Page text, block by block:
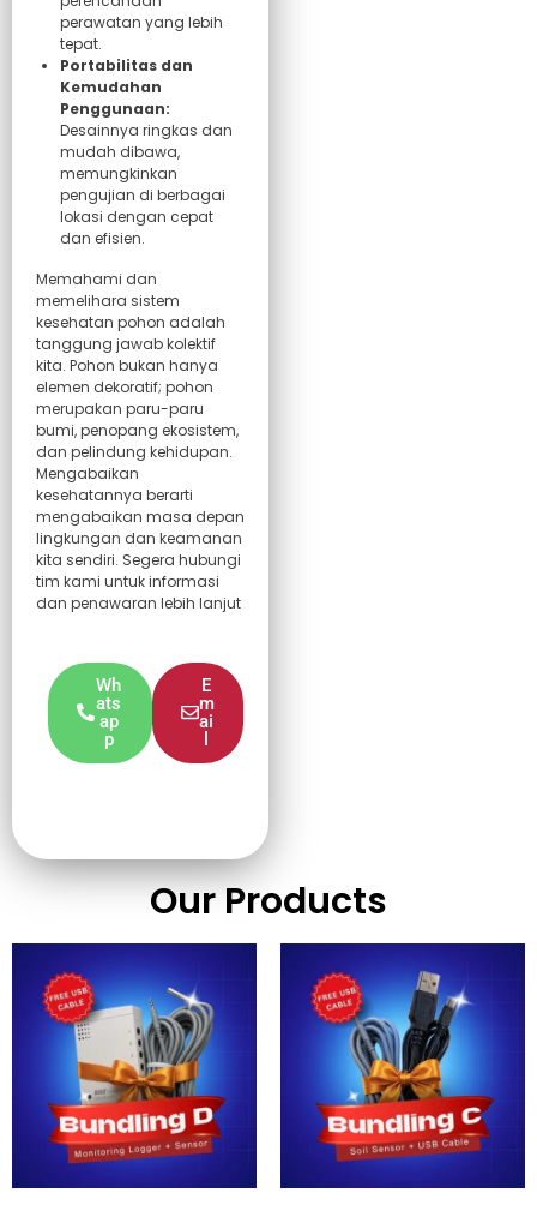
perawatan yang lebih
tepat.
Portabilitas dan
Kemudahan
Penggunaan:
Desainnya ringkas dan
mudah dibawa,
memungkinkan
pengujian di berbagai
lokasi dengan cepat
dan efisien.
Memahami dan
memelihara sistem
kesehatan pohon adalah
tanggung jawab kolektif
kita. Pohon bukan hanya
elemen dekoratif; pohon
merupakan paru-paru
bumi, penopang ekosistem,
dan pelindung kehidupan.
Mengabaikan
kesehatannya berarti
mengabaikan masa depan
lingkungan dan keamanan
kita sendiri. Segera hubungi
tim kami untuk informasi
dan penawaran lebih lanjut
Wh
ats
ap
p
E
m
ai
Our Products